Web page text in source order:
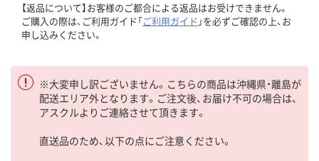
【返品について】お客様のご都合による返品はお受けできません。
ご購入の際は、ご利用ガイド「ご利用ガイド 」を必ずご確認の上、お
申し込みください。
※大変申し訳ございません。こちらの商品は沖縄県・離島が
配送エリア外となります。ご注文後、お届け不可の場合は、
アスクルよりご連絡させて頂きます。
直送品のため、以下の点にご注意ください。